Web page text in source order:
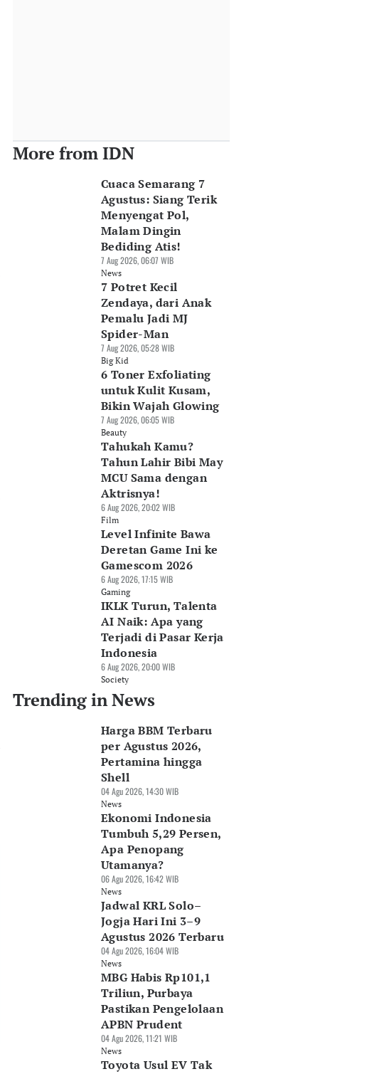
More from IDN
Cuaca Semarang 7
Agustus: Siang Terik
Menyengat Pol,
Malam Dingin
Bediding Atis!
7 Aug 2026, 06:07 WIB
News
7 Potret Kecil
Zendaya, dari Anak
Pemalu Jadi MJ
Spider-Man
7 Aug 2026, 05:28 WIB
Big Kid
6 Toner Exfoliating
untuk Kulit Kusam,
Bikin Wajah Glowing
7 Aug 2026, 06:05 WIB
Beauty
Tahukah Kamu?
Tahun Lahir Bibi May
MCU Sama dengan
Aktrisnya!
6 Aug 2026, 20:02 WIB
Film
Level Infinite Bawa
Deretan Game Ini ke
Gamescom 2026
6 Aug 2026, 17:15 WIB
Gaming
IKLK Turun, Talenta
AI Naik: Apa yang
Terjadi di Pasar Kerja
Indonesia
6 Aug 2026, 20:00 WIB
Society
Trending in News
Harga BBM Terbaru
per Agustus 2026,
Pertamina hingga
Shell
04 Agu 2026, 14:30 WIB
News
Ekonomi Indonesia
Tumbuh 5,29 Persen,
Apa Penopang
Utamanya?
06 Agu 2026, 16:42 WIB
News
Jadwal KRL Solo–
Jogja Hari Ini 3–9
Agustus 2026 Terbaru
04 Agu 2026, 16:04 WIB
News
MBG Habis Rp101,1
Triliun, Purbaya
Pastikan Pengelolaan
APBN Prudent
04 Agu 2026, 11:21 WIB
News
Toyota Usul EV Tak